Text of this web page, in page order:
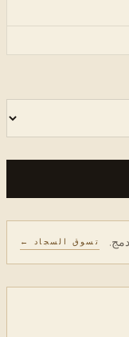
تسوق السجاد ←